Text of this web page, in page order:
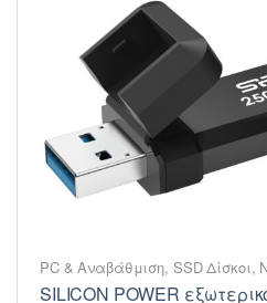
PC & Αναβάθμιση, SSD Δίσκοι,
SILICON POWER